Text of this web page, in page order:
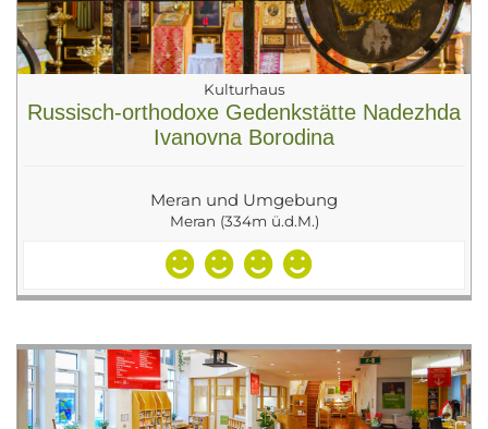
Kulturhaus
Russisch-orthodoxe Gedenkstätte Nadezhda
Ivanovna Borodina
Meran und Umgebung
Meran (334m ü.d.M.)